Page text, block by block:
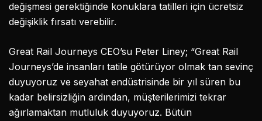
değişmesi gerektiğinde konuklara tatilleri için ücretsiz
değişiklik fırsatı verebilir.
Great Rail Journeys CEO’su Peter Liney; “Great Rail
Journeys’de insanları tatile götürüyor olmak tan sevinç
duyuyoruz ve seyahat endüstrisinde bir yıl süren bu
kadar belirsizliğin ardından, müşterilerimizi tekrar
ağırlamaktan mutluluk duyuyoruz. Bütün